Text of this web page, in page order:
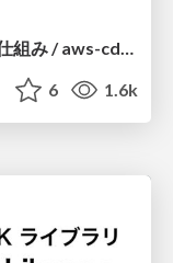
AWS CDKにおけるL2 Constructの仕組み / aws-cdk-l2-construct
6 1.6k